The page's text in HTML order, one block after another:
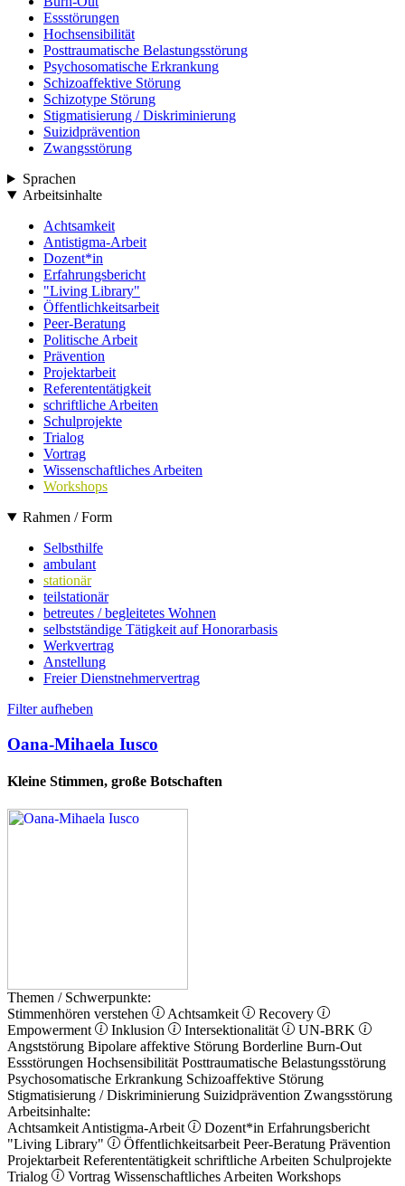
Essstörungen
Hochsensibilität
Posttraumatische Belastungsstörung
Psychosomatische Erkrankung
Schizoaffektive Störung
Schizotype Störung
Stigmatisierung / Diskriminierung
Suizidprävention
Zwangsstörung
Sprachen
Arbeitsinhalte
Achtsamkeit
Antistigma-Arbeit
Dozent*in
Erfahrungsbericht
"Living Library"
Öffentlichkeitsarbeit
Peer-Beratung
Politische Arbeit
Prävention
Projektarbeit
Referententätigkeit
schriftliche Arbeiten
Schulprojekte
Trialog
Vortrag
Wissenschaftliches Arbeiten
Workshops
Rahmen / Form
Selbsthilfe
ambulant
stationär
teilstationär
betreutes / begleitetes Wohnen
selbstständige Tätigkeit auf Honorarbasis
Werkvertrag
Anstellung
Freier Dienstnehmervertrag
Filter aufheben
Oana-Mihaela Iusco
Kleine Stimmen, große Botschaften
Themen / Schwerpunkte:
Stimmenhören verstehen
Achtsamkeit
Recovery
Empowerment
Inklusion Intersektionalität
UN-BRK
Angststörung Bipolare affektive Störung Borderline Burn-Out
Essstörungen Hochsensibilität Posttraumatische Belastungsstörung
Psychosomatische Erkrankung Schizoaffektive Störung
Stigmatisierung / Diskriminierung Suizidprävention Zwangsstörung
Arbeitsinhalte:
Achtsamkeit Antistigma-Arbeit Dozent*in Erfahrungsbericht
"Living Library"
Öffentlichkeitsarbeit Peer-Beratung Prävention
Projektarbeit Referententätigkeit schriftliche Arbeiten Schulprojekte
Trialog
Vortrag Wissenschaftliches Arbeiten Workshops